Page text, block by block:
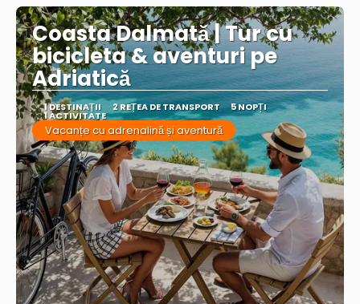
Coasta Dalmată | Tur cu
bicicleta & aventuri pe
Adriatică
1 DESTINAŢII 2 REȚEA DE TRANSPORT 5 NOPȚI
1 ACTIVITATE
Vacanțe cu adrenalină și aventură